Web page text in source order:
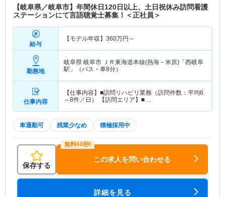
【岐阜県／岐阜市】年間休日120日以上、土日祝休み訪問看護
ステーションにて言語聴覚士募集！＜正社員＞
給与
【モデル年収】 360万円～
勤務地
岐阜県 岐阜市
ＪＲ東海道本線(熱海－米原)「西岐阜
駅」（バス・車8分）
仕事内容
【仕事内容】■訪問リハビリ業務（訪問件数：平均6
～8件／日） 【訪問エリア】■…
車通勤可 残業少なめ 積極採用中
保存する
この求人を問い合わせる
詳細を見る